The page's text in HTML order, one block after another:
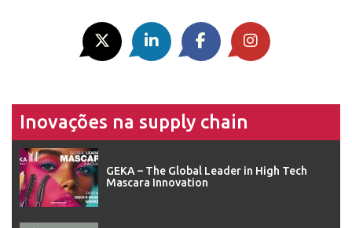
Inovações na supply chain
GEKA – The Global Leader in High Tech
Mascara Innovation